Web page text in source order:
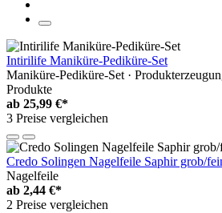
Intirilife Maniküre-Pediküre-Set
Maniküre-Pediküre-Set ·
Produkte
ab 25,99 €*
3 Preise vergleichen
Credo Solingen Nagelfeile Saphir grob/
Nagelfeile
ab 2,44 €*
2 Preise vergleichen